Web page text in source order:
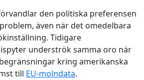
den politiska preferensen
även när det omedelbara
Tidigare
underströk samma oro när
kring amerikanska
till EU‑molndata.